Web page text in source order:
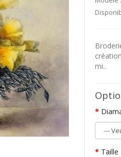
mi..
Taille